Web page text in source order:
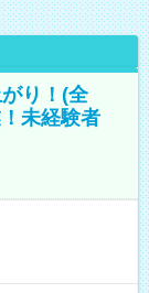
り！(全
未経験者